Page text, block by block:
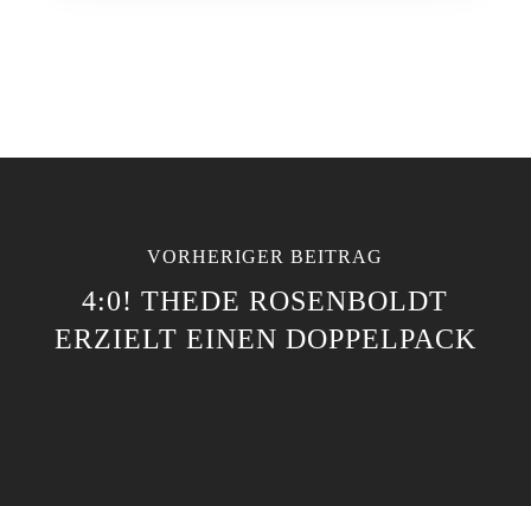
VORHERIGER BEITRAG
4:0! THEDE ROSENBOLDT
ERZIELT EINEN DOPPELPACK